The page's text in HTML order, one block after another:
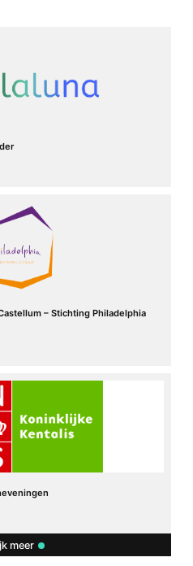
– Stichting Philadelphia
meer